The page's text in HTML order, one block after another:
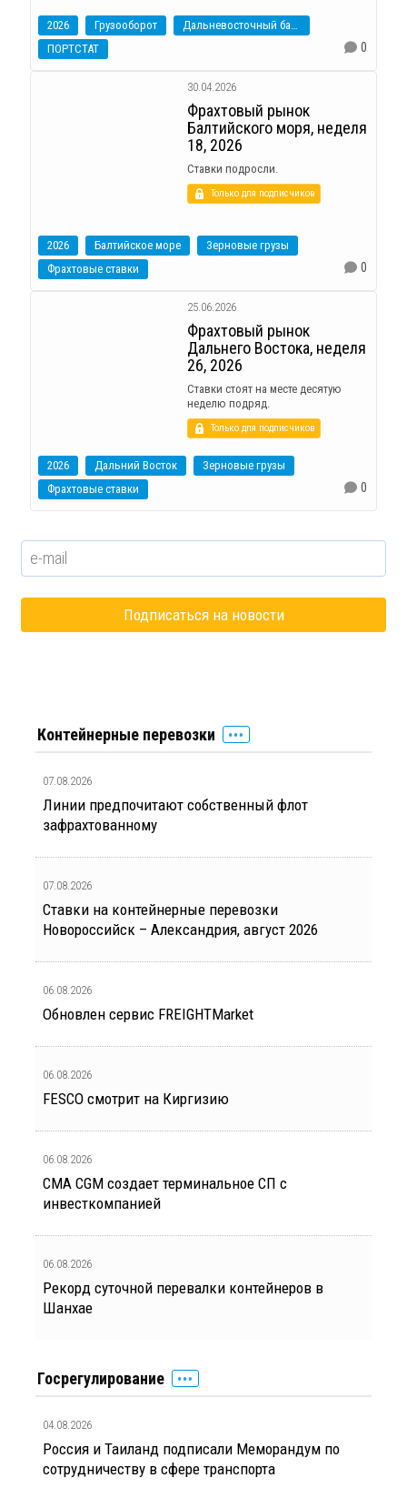
2026 Грузооборот
ПОРТСТАТ
0
30.04.2026
Фрахтовый рынок
Балтийского моря, неделя
18, 2026
Ставки подросли.
Только для подписчиков
2026 Балтийское море
Зерновые грузы
Фрахтовые ставки
0
25.06.2026
Фрахтовый рынок
Дальнего Востока, неделя
26, 2026
Ставки стоят на месте десятую
неделю подряд.
Только для подписчиков
2026 Дальний Восток
Зерновые грузы
Фрахтовые ставки
0
Контейнерные перевозки
07.08.2026
Линии предпочитают собственный флот
зафрахтованному
07.08.2026
Ставки на контейнерные перевозки
Новороссийск – Александрия, август 2026
06.08.2026
Обновлен сервис FREIGHTMarket
06.08.2026
FESCO смотрит на Киргизию
06.08.2026
CMA CGM создает терминальное СП с
инвесткомпанией
06.08.2026
Рекорд суточной перевалки контейнеров в
Шанхае
Госрегулирование
04.08.2026
Россия и Таиланд подписали Меморандум по
сотрудничеству в сфере транспорта